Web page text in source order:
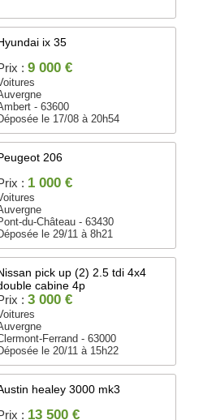
ix 35
: 9 000 €
- 63600
le 17/08 à 20h54
206
: 1 000 €
du-Château - 63430
le 29/11 à 8h21
pick up (2) 2.5 tdi 4x4
cabine 4p
: 3 000 €
Ferrand - 63000
le 20/11 à 15h22
healey 3000 mk3
: 13 500 €